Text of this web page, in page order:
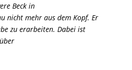
Beck in
nicht mehr aus dem Kopf. Er
zu erarbeiten. Dabei ist